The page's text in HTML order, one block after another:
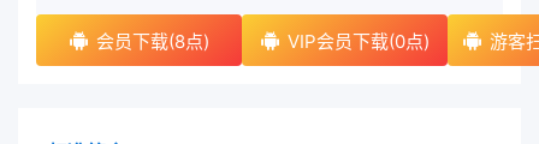
会员下载(8点) VIP会员下载(0点) 游客